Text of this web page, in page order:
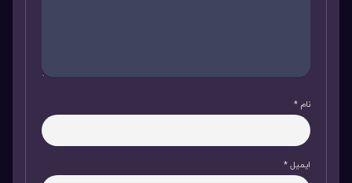
نام *
ایمیل*